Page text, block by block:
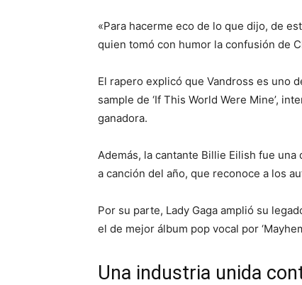
«Para hacerme eco de lo que dijo, de
quien tomó con humor la confusión de
El rapero explicó que Vandross es uno
sample de ‘If This World Were Mine’,
ganadora.
Además, la cantante Billie Eilish fue
a canción del año, que reconoce a los
Por su parte, Lady Gaga amplió su
el de mejor álbum pop vocal por
Una industria unida